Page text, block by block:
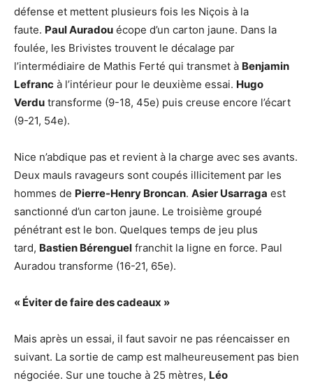
défense et mettent plusieurs fois les Niçois à la
faute. Paul Auradou écope d’un carton jaune. Dans la
foulée, les Brivistes trouvent le décalage par
l’intermédiaire de Mathis Ferté qui transmet à Benjamin
Lefranc à l’intérieur pour le deuxième essai. Hugo
Verdu transforme (9-18, 45e) puis creuse encore l’écart
(9-21, 54e).
Nice n’abdique pas et revient à la charge avec ses avants.
Deux mauls ravageurs sont coupés illicitement par les
hommes de Pierre-Henry Broncan. Asier Usarraga est
sanctionné d’un carton jaune. Le troisième groupé
pénétrant est le bon. Quelques temps de jeu plus
tard, Bastien Bérenguel franchit la ligne en force. Paul
Auradou transforme (16-21, 65e).
« Éviter de faire des cadeaux »
Mais après un essai, il faut savoir ne pas réencaisser en
suivant. La sortie de camp est malheureusement pas bien
négociée. Sur une touche à 25 mètres, Léo